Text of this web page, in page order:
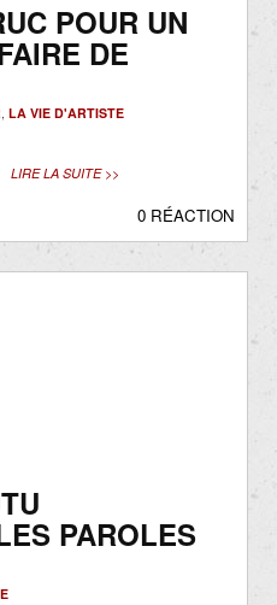
POUR UN
DE
, LA VIE D'ARTISTE
LIRE LA SUITE >>
0 RÉACTION
PAROLES